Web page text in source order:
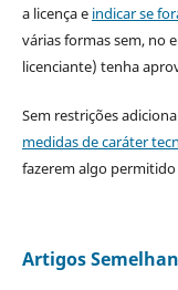
a licença e indicar se
várias formas sem, no
licenciante) tenha
Sem restrições
medidas de caráter
fazerem algo permitido
Artigos